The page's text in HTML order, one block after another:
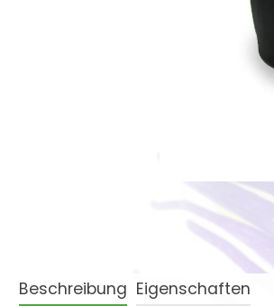
Beschreibung Eigenschaften